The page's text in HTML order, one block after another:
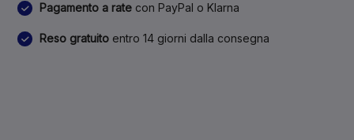
Pagamento a rate con PayPal o Klarna
Reso gratuito entro 14 giorni dalla consegna